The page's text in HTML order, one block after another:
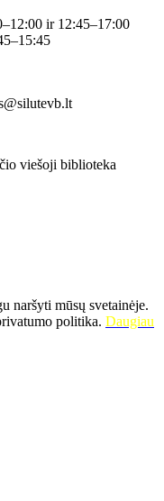
ir 12:45–17:00
viešoji biblioteka
naršyti mūsų svetainėje.
politika. Daugiau